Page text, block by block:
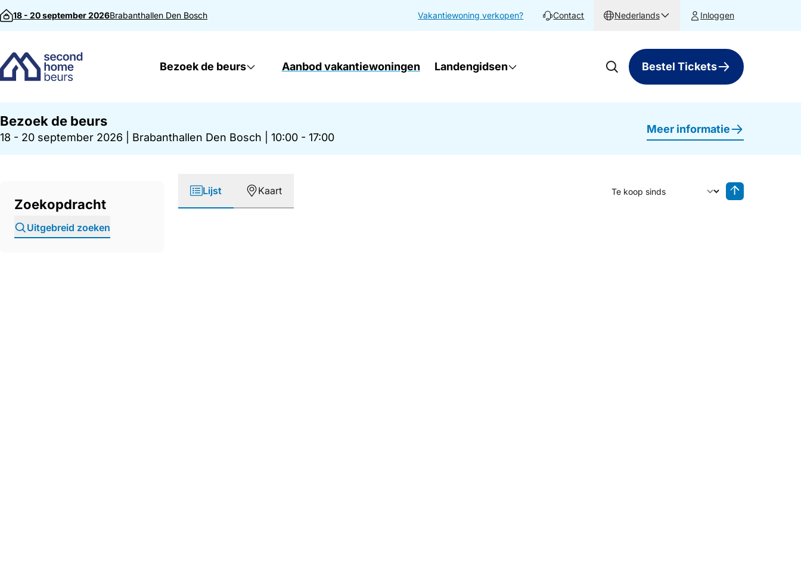
Direct naar inhoud
18 - 20 september 2026Brabanthallen Den Bosch Vakantiewoning verkopen? Contact Nederlands Inloggen
Bezoek de beurs Aanbod vakantiewoningen Landengidsen Bestel Tickets
Bezoek de beurs
18 - 20 september 2026 Brabanthallen Den Bosch 10:00 - 17:00
Meer informatie
Zoekopdracht
Uitgebreid zoeken
Lijst Kaart
Sorteer op